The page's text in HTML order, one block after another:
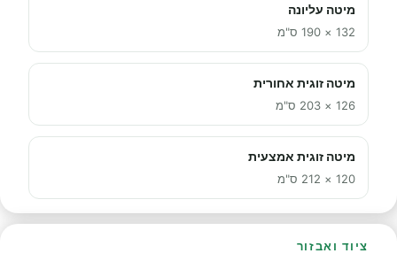
מיטה עליונה
132 × 190 ס"מ
מיטה זוגית אחורית
126 × 203 ס"מ
מיטה זוגית אמצעית
120 × 212 ס"מ
ציוד ואבזור